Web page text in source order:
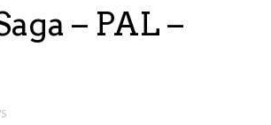
– PAL –